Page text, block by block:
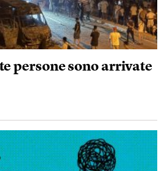
persone sono arrivate